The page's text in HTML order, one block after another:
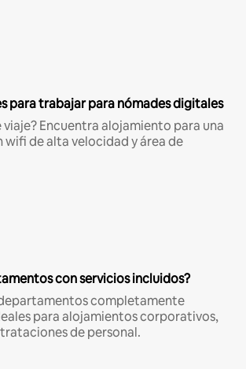
para trabajar para nómades digitales
viaje? Encuentra alojamiento para una
de alta velocidad y área de
con servicios incluidos?
completamente
para alojamientos corporativos,
de personal.